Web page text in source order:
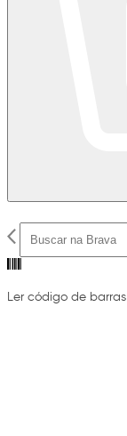
Ler código de barras